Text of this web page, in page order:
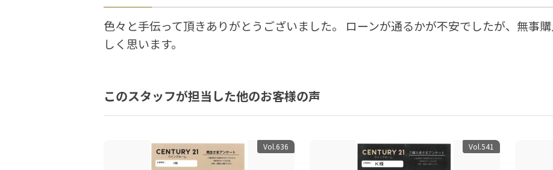
色々と手伝って頂きありがとうございました。 ローンが通るかが不安でしたが、無事
しく思います。
このスタッフが担当した他のお客様の声
Vol.636 Vol.541